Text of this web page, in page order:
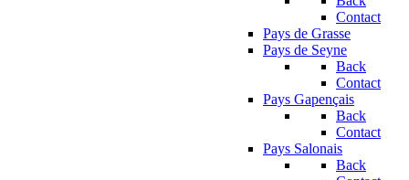
Contact
Pays de Grasse
Pays de Seyne
Back
Contact
Pays Gapençais
Back
Contact
Pays Salonais
Back